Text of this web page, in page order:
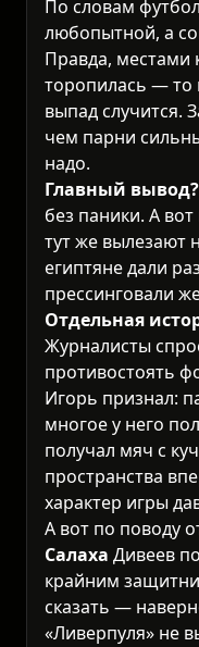
По словам
любопытной, а
Правда, местами
торопилась — то
выпад случится.
чем парни
надо.
Главный вывод?
без паники. А
тут же вылезают
египтяне дали
прессинговали
Отдельная
Журналисты
противостоять
Игорь признал:
многое у него
получал мяч с
пространства
характер игры
А вот по поводу
Салаха Дивеев
крайним
сказать —
«Ливерпуля» не